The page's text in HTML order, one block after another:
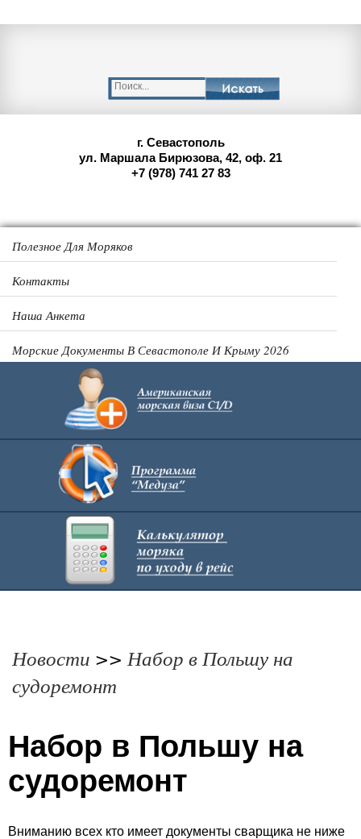
г. Севастополь
ул. Маршала Бирюзова, 42, оф. 21
+7 (978) 741 27 83
Полезное Для Моряков
Контакты
Наша Анкета
Морские Документы В Севастополе И Крыму 2026
Новости >>Набор в Польшу на
судоремонт
Набор в Польшу на
судоремонт
Вниманию всех кто имеет документы сварщика не ниже